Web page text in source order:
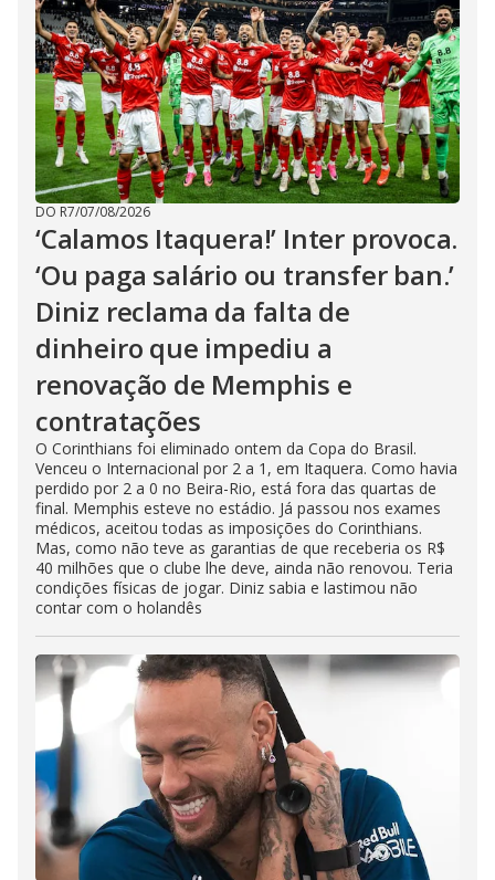
DO R7/07/08/2026
‘Calamos Itaquera!’ Inter provoca.
‘Ou paga salário ou transfer ban.’
Diniz reclama da falta de
dinheiro que impediu a
renovação de Memphis e
contratações
O Corinthians foi eliminado ontem da Copa do Brasil.
Venceu o Internacional por 2 a 1, em Itaquera. Como havia
perdido por 2 a 0 no Beira-Rio, está fora das quartas de
final. Memphis esteve no estádio. Já passou nos exames
médicos, aceitou todas as imposições do Corinthians.
Mas, como não teve as garantias de que receberia os R$
40 milhões que o clube lhe deve, ainda não renovou. Teria
condições físicas de jogar. Diniz sabia e lastimou não
contar com o holandês